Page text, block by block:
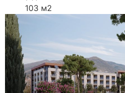
103 м2